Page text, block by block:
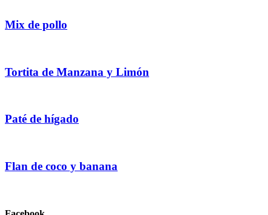
Mix de pollo
Tortita de Manzana y Limón
Paté de hígado
Flan de coco y banana